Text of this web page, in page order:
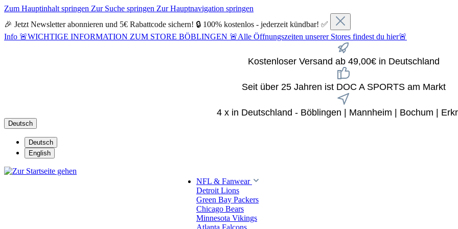
Zum Hauptinhalt springen Zur Suche springen Zur Hauptnavigation springen
🎉 Jetzt Newsletter abonnieren und 5€ Rabattcode sichern! 🔒 100% kostenlos - jederzeit kündbar! ✅
Info 🚨WICHTIGE INFORMATION ZUM STORE BÖBLINGEN 🚨Alle Öffnungszeiten unserer Stores findest du hier🚨
Kostenloser Versand ab 49,00€ in Deutschland
Seit über 25 Jahren ist DOC A SPORTS am Markt
4 x in Deutschland - Böblingen | Mannheim | Bochum |
Deutsch
Deutsch
English
NFL & Fanwear
Detroit Lions
Green Bay Packers
Chicago Bears
Minnesota Vikings
Atlanta Falcons